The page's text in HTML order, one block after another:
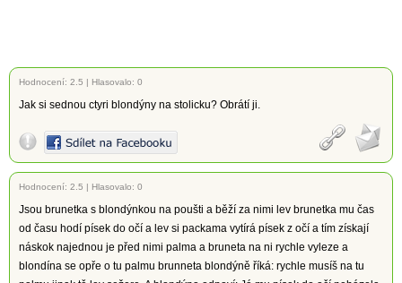
Hodnocení: 2.5 | Hlasovalo: 0
Jak si sednou ctyri blondýny na stolicku? Obrátí ji.
Hodnocení: 2.5 | Hlasovalo: 0
Jsou brunetka s blondýnkou na poušti a běží za nimi lev brunetka mu čas
od času hodí písek do očí a lev si packama vytírá písek z očí a tím získají
náskok najednou je před nimi palma a bruneta na ni rychle vyleze a
blondína se opře o tu palmu brunneta blondýně říká: rychle musíš na tu